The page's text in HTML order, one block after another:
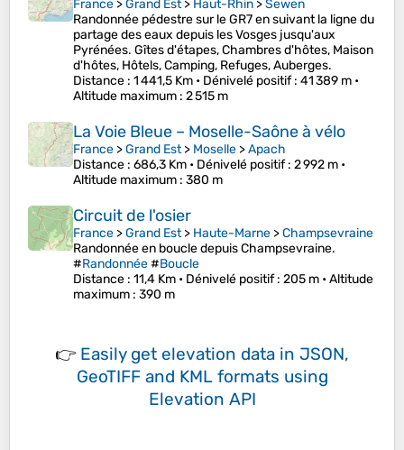
France >Grand Est> Haut-Rhin >Sewen
Randonnée pédestre sur le GR7 en suivant la ligne du
partage des eaux depuis les Vosges jusqu'aux
Pyrénées. Gîtes d'étapes, Chambres d'hôtes, Maison
d'hôtes, Hôtels, Camping, Refuges, Auberges.
Distance : 1 441,5 Km • Dénivelé positif: 41 389 m •
Altitude maximum : 2 515 m
La Voie Bleue – Moselle-Saône à vélo
France >Grand Est> Moselle >Apach
Distance : 686,3 Km • Dénivelé positif: 2 992 m •
Altitude maximum : 380 m
Circuit de l'osier
France >Grand Est> Haute-Marne >Champsevraine
Randonnée en boucle depuis Champsevraine.
#Randonnée#Boucle
Distance : 11,4 Km • Dénivelé positif: 205 m •Altitude
maximum : 390 m
👉 Easily get elevation data in JSON,
GeoTIFF and KML formats using
Elevation API